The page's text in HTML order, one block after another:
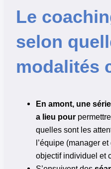
Le
selon
modalités
En amont, une
a lieu pour
quelles sont les
l’équipe (manager
objectif individuel et